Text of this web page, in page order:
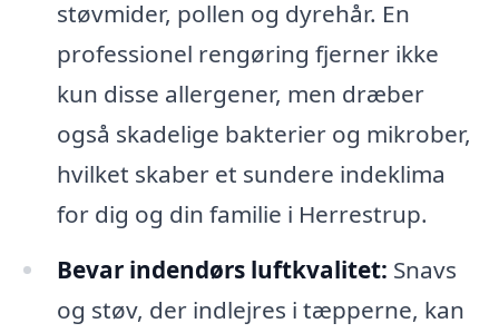
støvmider, pollen og dyrehår. En
professionel rengøring fjerner ikke
kun disse allergener, men dræber
også skadelige bakterier og mikrober,
hvilket skaber et sundere indeklima
for dig og din familie i Herrestrup.
Bevar indendørs luftkvalitet: Snavs
og støv, der indlejres i tæpperne, kan